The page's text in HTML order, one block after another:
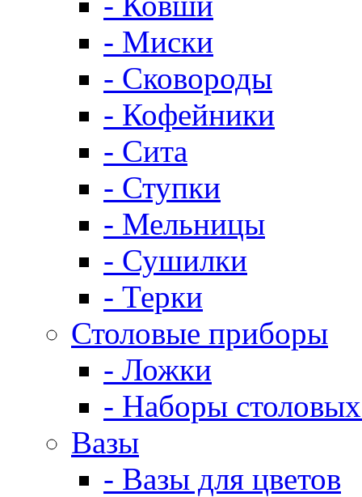
- Миски
- Сковороды
- Кофейники
- Сита
- Ступки
- Мельницы
- Сушилки
- Терки
Столовые приборы
- Ложки
- Наборы
Вазы
- Вазы для цветов